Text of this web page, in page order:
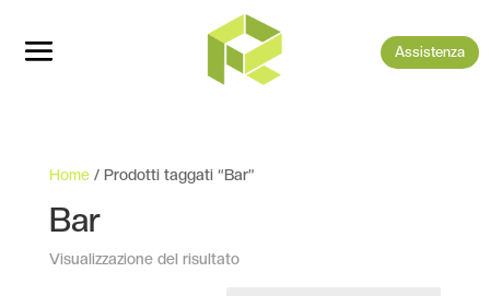
Assistenza
Home/ Prodotti taggati “Bar”
Bar
Visualizzazione del risultato